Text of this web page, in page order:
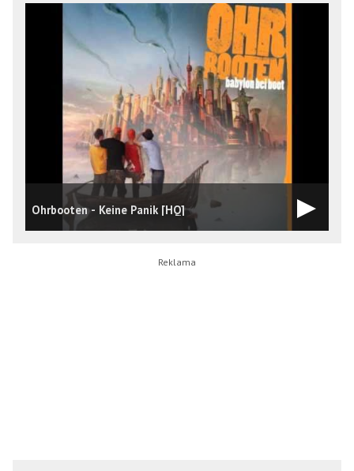
Ohrbooten - Keine Panik [HQ]